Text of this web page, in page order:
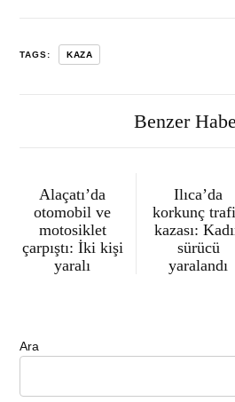
TAGS: KAZA
Benzer
Alaçatı’da
otomobil ve
motosiklet
çarpıştı: İki kişi
yaralı
Ilıca’da
korkunç
kazası:
sürücü
yaralandı
Ara